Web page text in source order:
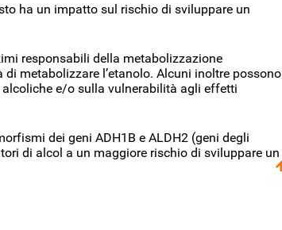
ha un impatto sul rischio di sviluppare un
responsabili della metabolizzazione
metabolizzare l’etanolo. Alcuni inoltre possono
alcoliche e/o sulla vulnerabilità agli effetti
dei geni ADH1B e ALDH2 (geni degli
di alcol a un maggiore rischio di sviluppare un